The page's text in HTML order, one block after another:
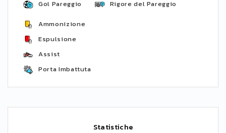
Gol Pareggio
Rigore del Pareggio
Ammonizione
Espulsione
Assist
Porta Imbattuta
Statistiche